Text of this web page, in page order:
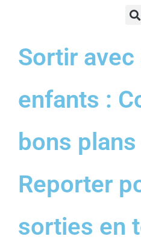
Sortir avec
enfants :
bons
Reporter
sorties en